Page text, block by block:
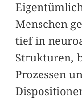
Menschen
tief in
Strukturen,
Prozessen